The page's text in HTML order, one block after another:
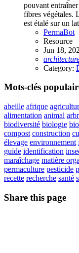
pouvant
fibres végétales.
est étalé sur un
PermaBot
Resource
Jun 18,
Category:
Mots-clés
abeille afrique
alimentation animal
biodiversité biologie
compost construction
élevage environnement
guide identification
maraîchage matière
permaculture pesticide
recette recherche santé
Share this page